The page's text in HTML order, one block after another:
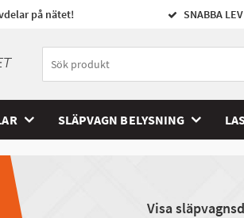
på nätet! SNABBA
SLÄPVAGN BELYSNING
Visa